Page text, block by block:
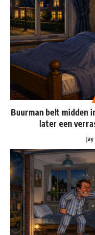
Buurman belt midden
later een
Jay